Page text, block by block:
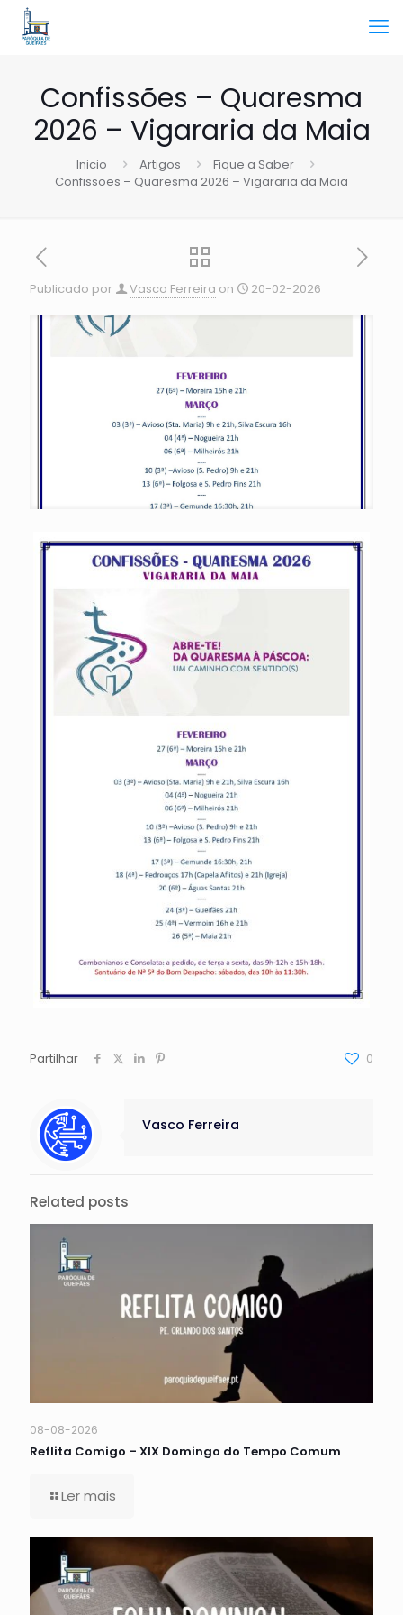
Confissões – Quaresma
2026 – Vigararia da Maia
Inicio Artigos
Fique a Saber
Confissões – Quaresma 2026 – Vigararia da Maia
Publicado por Vasco Ferreira on 20-02-2026
Partilhar 0
Vasco Ferreira
Related posts
08-08-2026
Reflita Comigo – XIX Domingo do Tempo Comum
Ler mais